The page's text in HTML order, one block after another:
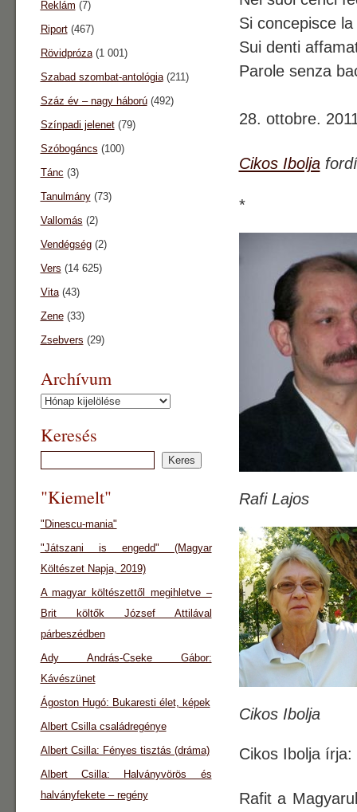
Si concepisce
Sui denti
Parole senza
28. ottobre.
Cikos Ibolja
*
Rafi Lajos
Cikos Ibolja
Cikos Ibolja írja:
Rafit a
Reklám (7)
Riport(467)
Rövidpróza(1 001)
Szabad szombat-antológia(211)
Száz év – nagy háború(492)
Színpadi jelenet(79)
Szóbogáncs (100)
Tánc (3)
Tanulmány(73)
Vallomás (2)
Vendégség(2)
Vers (14 625)
Vita(43)
Zene(33)
Zsebvers (29)
Archívum
Archívum
Keresés
"Kiemelt"
"Dinescu-mania"
"Játszani is engedd" (Magyar
Költészet Napja, 2019)
A magyar költészettől megihletve –
Brit költők József Attilával
párbeszédben
Ady András-Cseke Gábor:
Kávészünet
Ágoston Hugó: Bukaresti élet, képek
Albert Csilla családregénye
Albert Csilla: Fényes tisztás (dráma)
Albert Csilla: Halványvörös és
halványfekete – regény